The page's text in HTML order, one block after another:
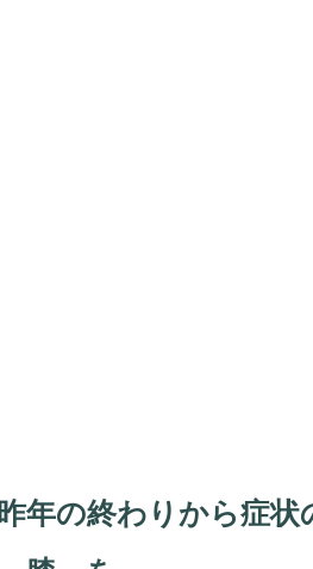
昨年の終わりから症